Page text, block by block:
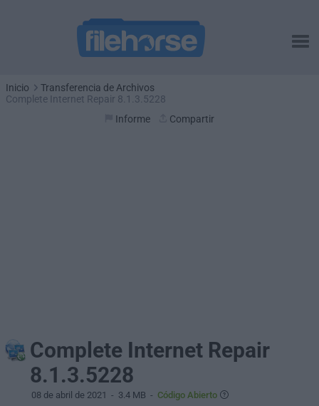
Inicio
Transferencia de Archivos
Complete Internet Repair 8.1.3.5228
Informe
Compartir
Complete Internet Repair
8.1.3.5228
08 de abril de 2021 - 3.4 MB - Código Abierto